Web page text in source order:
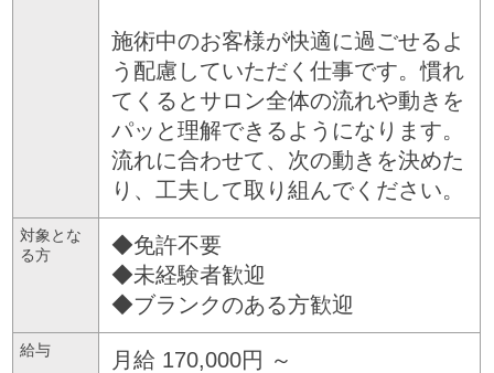
施術中のお客様が快適に過ごせるよ
う配慮していただく仕事です。慣れ
てくるとサロン全体の流れや動きを
パッと理解できるようになります。
流れに合わせて、次の動きを決めた
り、工夫して取り組んでください。
対象とな
る方
◆免許不要
◆未経験者歓迎
◆ブランクのある方歓迎
給与 月給 170,000円 ～